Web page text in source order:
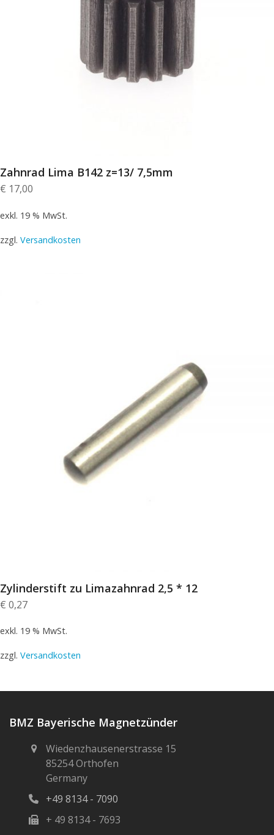
Zahnrad Lima B142 z=13/ 7,5mm
€ 17,00
exkl. 19 % MwSt.
zzgl. Versandkosten
Zylinderstift zu Limazahnrad 2,5 * 12
€ 0,27
exkl. 19 % MwSt.
zzgl. Versandkosten
BMZ Bayerische Magnetzünder
Wiedenzhausenerstrasse 15
85254 Orthofen
Germany
+49 8134 - 7090
+ 49 8134 - 7693